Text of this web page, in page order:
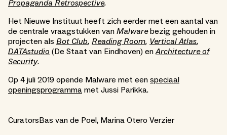
Propaganda Retrospective.
Het Nieuwe Instituut heeft zich eerder met een aantal van
de centrale vraagstukken van Malwarebezig gehouden in
projecten als Bot Club, Reading Room, Vertical Atlas,
DATAstudio (De Staat van Eindhoven) enArchitecture of
Security.
Op 4 juli 2019 opende Malware met een speciaal
openingsprogramma met Jussi Parikka.
CuratorsBas van de Poel, Marina Otero Verzier